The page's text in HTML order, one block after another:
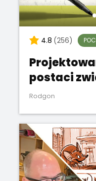
4.8 (256)
postaci
Rodgon